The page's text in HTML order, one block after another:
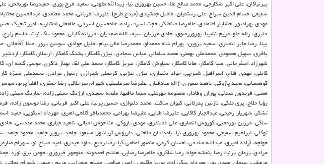
پیرنیاكان، علی اكبر شكارچی، محمد صالح علا، حسین بهروزی نیا، زیدالله طلوعی، سعید فرج پوری، حمیدرضا
شفیعی، حسام الدین سراج، علی رستمیان، فاضل جمشیدی (مبدع طرح)، علیرضا قربانی، محمد معتمدی، عبدالحسین
مهدی بهزادپور، خشایار اعتمادی، غلامرضا صنعتگر، حجت اشرف زاده، غلامحسین اشرفی، غلامعلی افشاریه، امیر تاجیك،
قنبری، ژاله علو، مریم نشیبا، بهروزرضوی، هادی مرزبان، سیف الله صمدیان، فرزانه كابلی، محمود پاك نیت، قاسم
بینا، رضا جابر انصاری، سعید پروین، بهرام شاه محمدلو، محمدرضا عالی پیام، خلیل جوادی، سوسن پرور، صفا
باقری، سهیل محمودی، محمدعلی بهمنی، محمد سلمانی، عباس سجادی، بیژن كامكار، پشنگ كامكار، ارسلان كامكار، اردشیر
شهرزاد اسفرجانی، صبا كامكار، هانا كامكار، سیاوش كامكار، نیریز كامكار، محمد علی لقا، بهناز ذاكری، موسی گنجه
كابلی، مهدی فلاح، اسرافیل شیرچی، جواد بختیاری، بیژن بیژنی، كرمعلی شیرازی، رسول مرادی، محمدعلی سبزه
كوهستانی، مجید پازوكی، ناهید تیموری، ژاله صادقیان، علیرضا میرعلینقی، شهرام میرجلالی، رضا جعفری، افلیا پرتو،
همتی، فریدون عبدلی، پوران وفادار، معصومه مهرعلی، سیما مافیها، ملیحه سعیدی، ارژنگ سیفی زاده، سارنگ سیفی
رؤیا حلاج، پری ملكی، نازنین پدرثانی، كیوان ساكت، محمد دلنوازی، حسین پرنیا، علی اكبر قربانی، رضا موسوی زاده،
تشكر، شهریار رحیمی، عبدالجبار كاكایی، علیرضا طبایی، علیرضا بهرامی، محمدباقر كلاهی اهری، مهرداد اسكویی، حمید
ساكی، فرزین پورمحبی، كوروش انصاری، علی غضنفری، مهدی پازوكی، منا خوش اقبالی، ناهید جباری، محمد مقدسی،
توكلی، ابراهیم شفیعی، محمود بهروزی نیا، بامدادان فلاحتی، داریوش آریانپور، مسعود جاهد، پرویز جاهد، محمود
خواجه، آزاده امیری، عبدالله صادقی، احسان كرمی، منصور اعظمی كیا، رضا رفیع، داود حیدری، امید صباغ نو، شهرام
مرادی، پژمان پرنیا، رضا بنفشه خواه، رضا شاكری، غلامرضا رضایی، هاشم احمدوند، منوچهر فیروزی، هومن برق نورد،